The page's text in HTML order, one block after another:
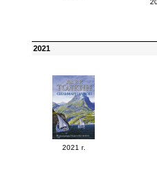
2021
2021 г.